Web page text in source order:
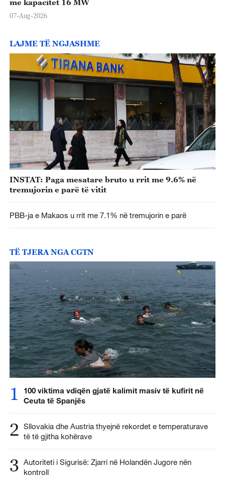
07-Aug-2026
LAJME TË NGJASHME
INSTAT: Paga mesatare bruto u rrit me 9.6% në
tremujorin e parë të vitit
PBB-ja e Makaos u rrit me 7.1% në tremujorin e parë
TË TJERA NGA CGTN
1
100 viktima vdiqën gjatë kalimit masiv të kufirit në
Ceuta të Spanjës
2 Sllovakia dhe Austria thyejnë rekordet e temperaturave
të të gjitha kohërave
3 Autoriteti i Sigurisë: Zjarri në Holandën Jugore nën
kontroll